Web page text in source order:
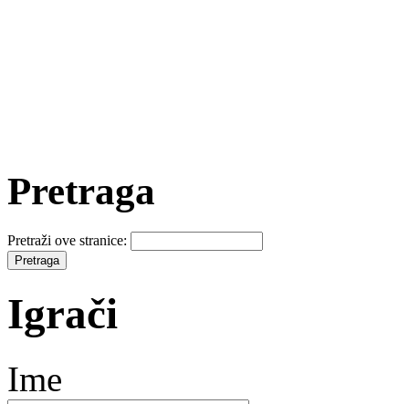
Pretraga
Pretraži ove stranice:
Igrači
Ime